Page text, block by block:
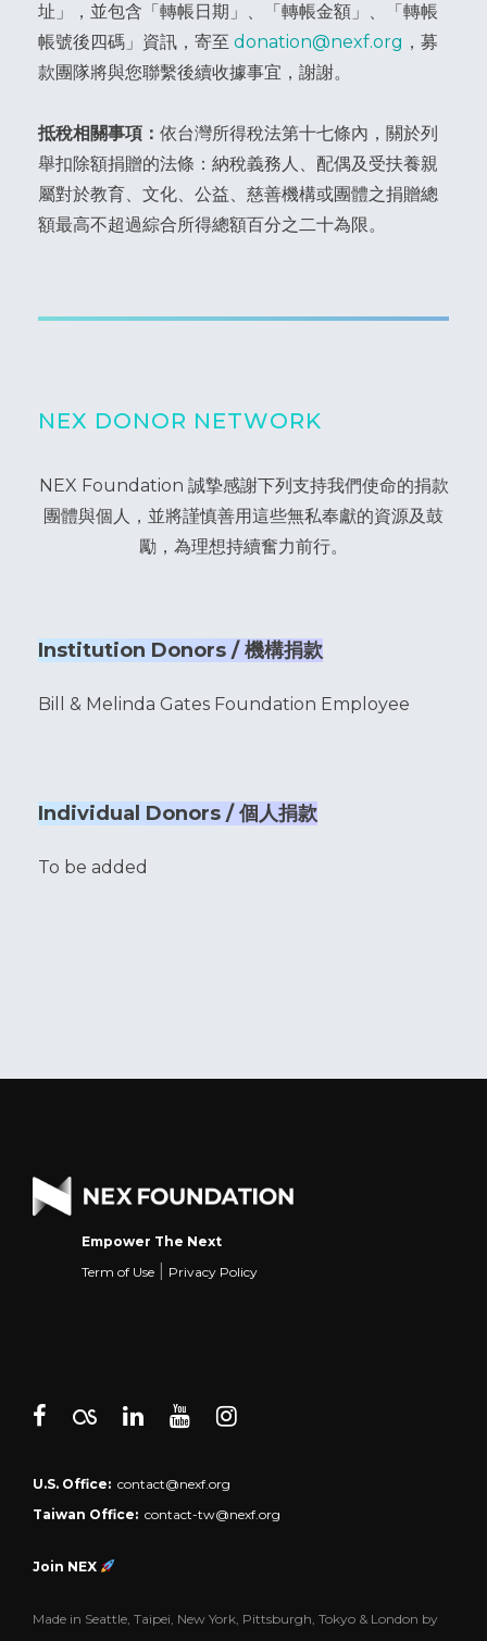
址」，並包含「轉帳日期」、「轉帳金額」、「轉帳
帳號後四碼」資訊，寄至 donation@nexf.org ，募
款團隊將與您聯繫後續收據事宜，謝謝。
抵稅相關事項： 依台灣所得稅法第十七條內，關於列
舉扣除額捐贈的法條：納稅義務人、配偶及受扶養親
屬對於教育、文化、公益、慈善機構或團體之捐贈總
額最高不超過綜合所得總額百分之二十為限。
NEX DONOR NETWORK
NEX Foundation 誠摯感謝下列支持我們使命的捐款
團體與個人，並將謹慎善用這些無私奉獻的資源及鼓
勵，為理想持續奮力前行。
Institution Donors / 機構捐款
Bill & Melinda Gates Foundation Employee
Individual Donors / 個人捐款
To be added
Empower The Next
Term of Use
Privacy Policy
U.S. Office: contact@nexf.org
Taiwan Office: contact-tw@nexf.org
Join NEX
Made in Seattle, Taipei, New York, Pittsburgh, Tokyo & London by